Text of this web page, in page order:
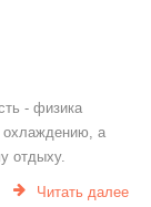
- физика
охлаждению, а
отдыху.
Читать далее